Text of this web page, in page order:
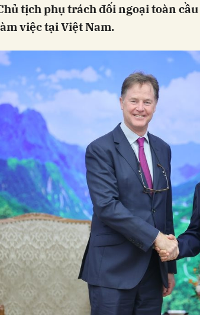
tịch phụ trách đối ngoại toàn
việc tại Việt Nam.